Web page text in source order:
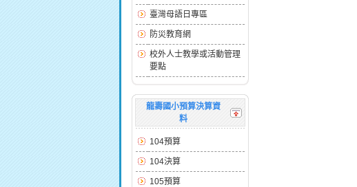
臺灣母語日專區
防災教育網
校外人士教學或活動管理
要點
龍壽國小預算決算資
料
104預算
104決算
105預算